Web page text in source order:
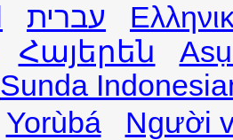
עברית
Հայերեն
Sunda
Yorùbá Người